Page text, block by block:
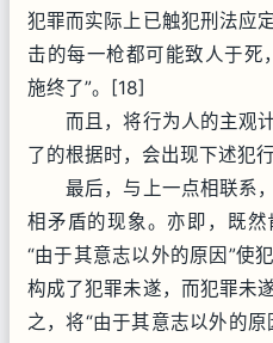
犯罪而实际上已触犯刑法应
击的每一枪都可能致人于死
施终了”。[18]
而且，将行为人的主观计
了的根据时，会出现下述犯
最后，与上一点相联系，
相矛盾的现象。亦即，既
“由于其意志以外的原因”使
构成了犯罪未遂，而犯罪未
之，将“由于其意志以外的